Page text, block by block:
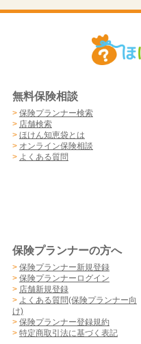
無料保険相談
> 保険プランナー検索
> 店舗検索
> ほけん知恵袋とは
> オンライン保険相談
> よくある質問
保険プランナーの方へ
> 保険プランナー新規登録
> 保険プランナーログイン
> 店舗新規登録
> よくある質問(保険プランナー向
け)
> 保険プランナー登録規約
> 特定商取引法に基づく表記